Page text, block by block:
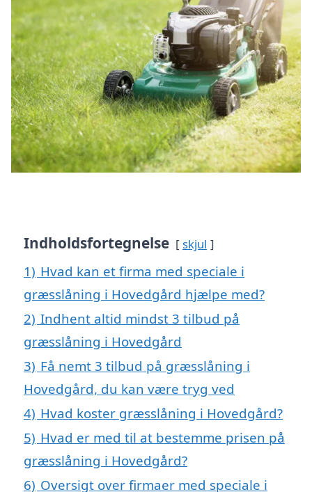
Indholdsfortegnelse skjul
1) Hvad kan et firma med speciale i
græsslåning i Hovedgård hjælpe med?
2) Indhent altid mindst 3 tilbud på
græsslåning i Hovedgård
3) Få nemt 3 tilbud på græsslåning i
Hovedgård, du kan være tryg ved
4) Hvad koster græsslåning i Hovedgård?
5) Hvad er med til at bestemme prisen på
græsslåning i Hovedgård?
6) Oversigt over firmaer med speciale i